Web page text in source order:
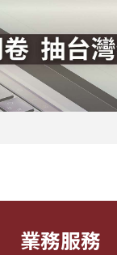
業務服務